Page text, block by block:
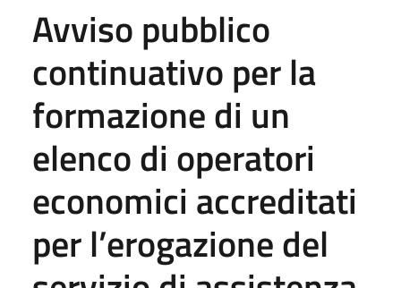
Avviso pubblico
continuativo per la
formazione di un
elenco di operatori
economici accreditati
per l’erogazione del